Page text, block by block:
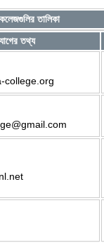
তালিকা
তথ্য
college.org